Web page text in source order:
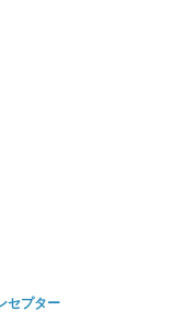
セプター